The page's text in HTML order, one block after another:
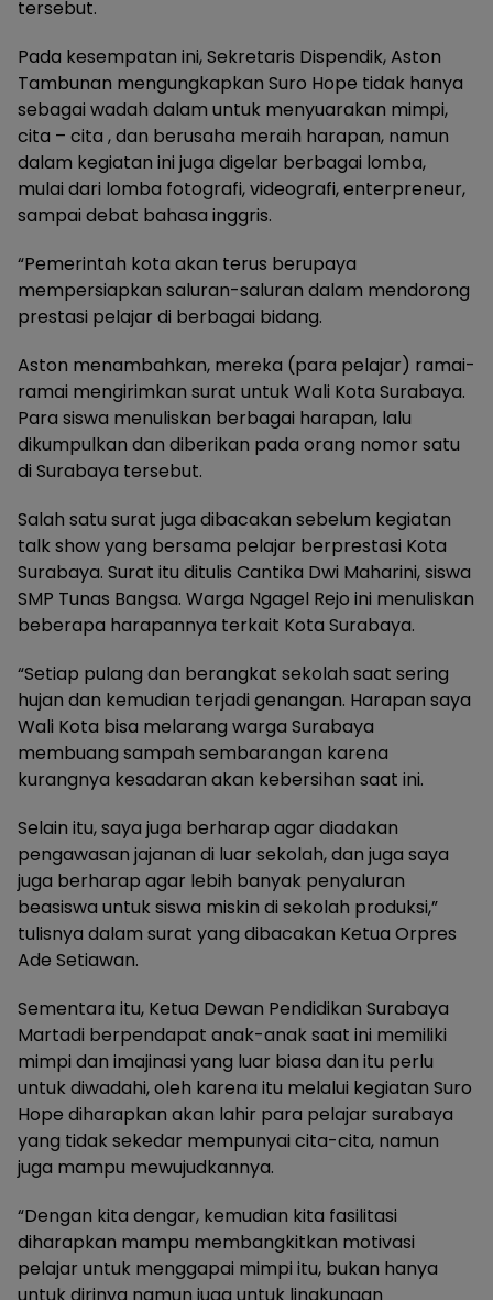
tersebut.
Pada kesempatan ini, Sekretaris Dispendik, Aston
Tambunan mengungkapkan Suro Hope tidak hanya
sebagai wadah dalam untuk menyuarakan mimpi,
cita – cita , dan berusaha meraih harapan, namun
dalam kegiatan ini juga digelar berbagai lomba,
mulai dari lomba fotografi, videografi, enterpreneur,
sampai debat bahasa inggris.
“Pemerintah kota akan terus berupaya
mempersiapkan saluran-saluran dalam mendorong
prestasi pelajar di berbagai bidang.
Aston menambahkan, mereka (para pelajar) ramai-
ramai mengirimkan surat untuk Wali Kota Surabaya.
Para siswa menuliskan berbagai harapan, lalu
dikumpulkan dan diberikan pada orang nomor satu
di Surabaya tersebut.
Salah satu surat juga dibacakan sebelum kegiatan
talk show yang bersama pelajar berprestasi Kota
Surabaya. Surat itu ditulis Cantika Dwi Maharini, siswa
SMP Tunas Bangsa. Warga Ngagel Rejo ini menuliskan
beberapa harapannya terkait Kota Surabaya.
“Setiap pulang dan berangkat sekolah saat sering
hujan dan kemudian terjadi genangan. Harapan saya
Wali Kota bisa melarang warga Surabaya
membuang sampah sembarangan karena
kurangnya kesadaran akan kebersihan saat ini.
Selain itu, saya juga berharap agar diadakan
pengawasan jajanan di luar sekolah, dan juga saya
juga berharap agar lebih banyak penyaluran
beasiswa untuk siswa miskin di sekolah produksi,”
tulisnya dalam surat yang dibacakan Ketua Orpres
Ade Setiawan.
Sementara itu, Ketua Dewan Pendidikan Surabaya
Martadi berpendapat anak-anak saat ini memiliki
mimpi dan imajinasi yang luar biasa dan itu perlu
untuk diwadahi, oleh karena itu melalui kegiatan Suro
Hope diharapkan akan lahir para pelajar surabaya
yang tidak sekedar mempunyai cita-cita, namun
juga mampu mewujudkannya.
“Dengan kita dengar, kemudian kita fasilitasi
diharapkan mampu membangkitkan motivasi
pelajar untuk menggapai mimpi itu, bukan hanya
untuk dirinya namun juga untuk lingkungan